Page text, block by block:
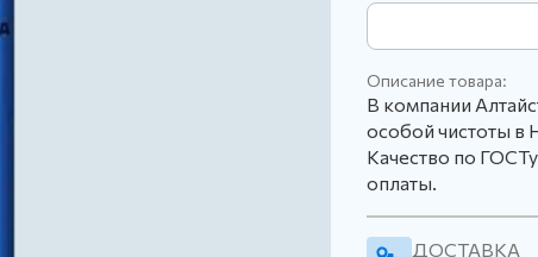
Описание товара:
В компании
особой чистоты в
Качество по
оплаты.
ДОСТАВКА